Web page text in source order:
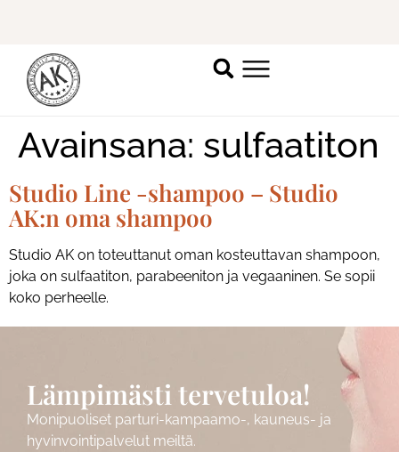
Ilmoittaudu mukaan ripsienpidennyskoulutukseen.
Avainsana: sulfaatiton
Studio Line -shampoo – Studio
AK:n oma shampoo
Studio AK on toteuttanut oman kosteuttavan shampoon,
joka on sulfaatiton, parabeeniton ja vegaaninen. Se sopii
koko perheelle.
Lämpimästi tervetuloa!
Monipuoliset parturi-kampaamo-, kauneus- ja
hyvinvointipalvelut meiltä.